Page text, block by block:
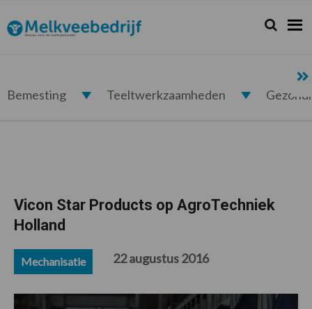
de
hoofdnavigatie
de
hoofd
de
eerste
de
voettekst
Melkveebedrijf.nl Zoeken...
Zoek
Bemesting Teeltwerkzaamheden
Vicon Star Products op AgroTechniek
Holland
Mechanisatie 22 augustus 2016